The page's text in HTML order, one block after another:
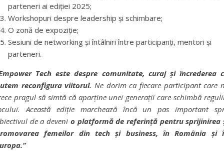
parteneri ai ediției 2025;
Workshopuri despre leadership și schimbare;
O zonă de expoziție;
Sesiuni de networking și întâlniri între participanți, mentori și
parteneri.
Tech este despre comunitate, curaj și încrederea
reconfigura viitorul. Ne dorim ca fiecare participant care
pragul să simtă că aparține unei generații care schimbă
Această ediție marchează încă un pas important
de a deveni o platformă de referință pentru sprijinirea
femeilor din tech și business, în România și